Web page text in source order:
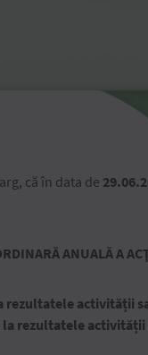
că în data de 29.06
ANUALĂ A
activității
rezultatele activității